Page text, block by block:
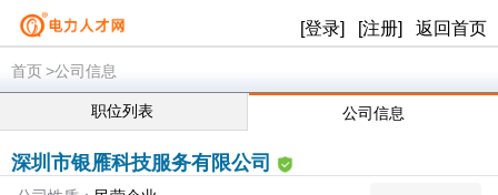
[登录] [注册] 返回首页
首页>公司信息
职位列表 公司信息
深圳市银雁科技服务有限公司